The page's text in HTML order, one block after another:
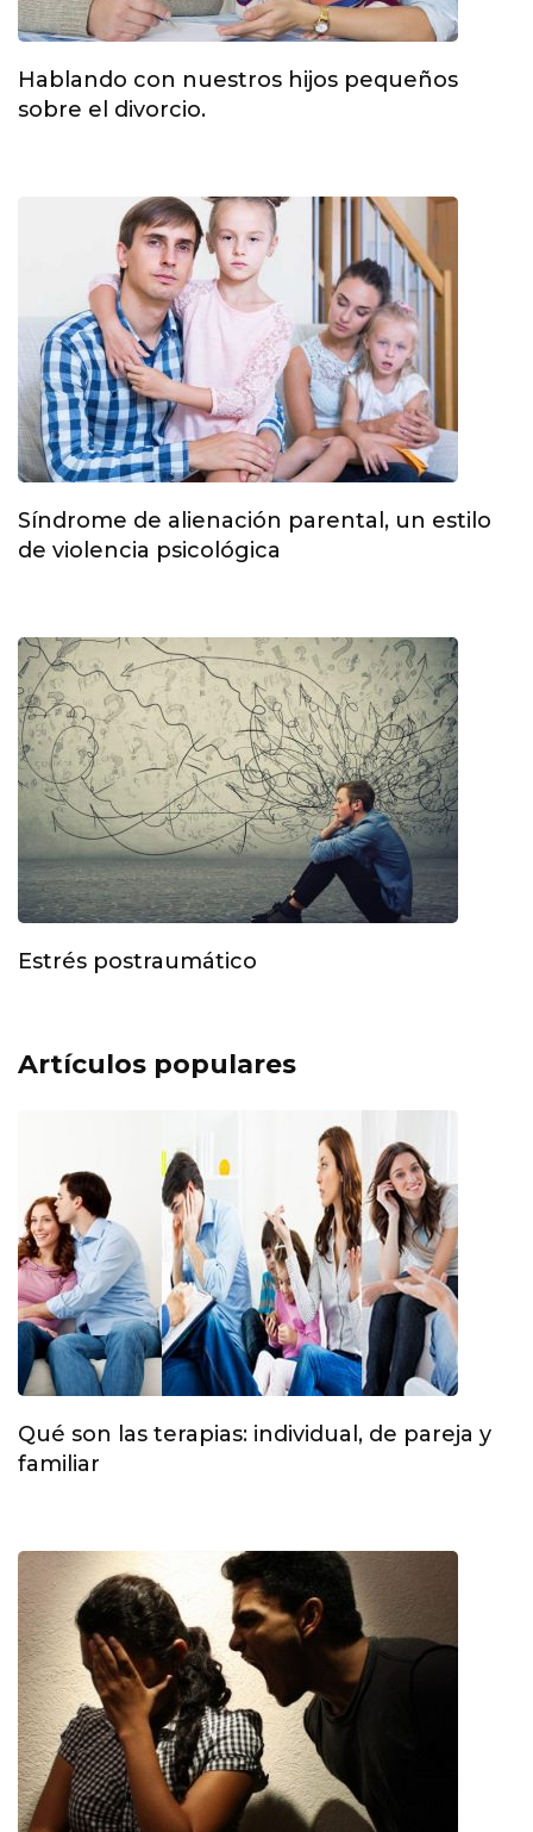
Hablando con nuestros hijos pequeños
sobre el divorcio.
Síndrome de alienación parental, un estilo
de violencia psicológica
Estrés postraumático
Artículos populares
Qué son las terapias: individual, de pareja y
familiar